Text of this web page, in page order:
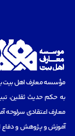
مؤسسه‌ معارف اهل بیت با
به حکم حدیث ثقلین،
آموزش و پژوهش و دفاع